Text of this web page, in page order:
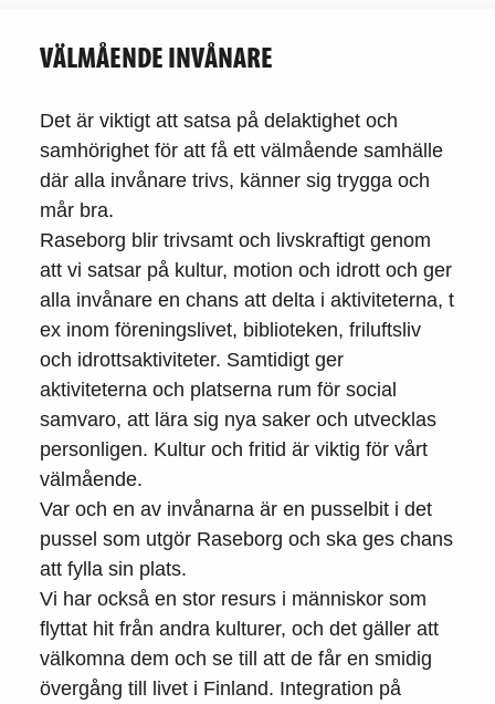
VÄLMÅENDE INVÅNARE
Det är viktigt att satsa på delaktighet och
samhörighet för att få ett välmående samhälle
där alla invånare trivs, känner sig trygga och
mår bra.
Raseborg blir trivsamt och livskraftigt genom
att vi satsar på kultur, motion och idrott och ger
alla invånare en chans att delta i aktiviteterna, t
ex inom föreningslivet, biblioteken, friluftsliv
och idrottsaktiviteter. Samtidigt ger
aktiviteterna och platserna rum för social
samvaro, att lära sig nya saker och utvecklas
personligen. Kultur och fritid är viktig för vårt
välmående.
Var och en av invånarna är en pusselbit i det
pussel som utgör Raseborg och ska ges chans
att fylla sin plats.
Vi har också en stor resurs i människor som
flyttat hit från andra kulturer, och det gäller att
välkomna dem och se till att de får en smidig
övergång till livet i Finland. Integration på